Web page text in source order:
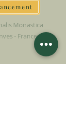
Monastica
- France